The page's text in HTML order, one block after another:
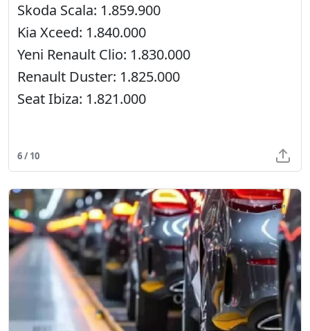
Skoda Scala: 1.859.900
Kia Xceed: 1.840.000
Yeni Renault Clio: 1.830.000
Renault Duster: 1.825.000
Seat Ibiza: 1.821.000
6 / 10